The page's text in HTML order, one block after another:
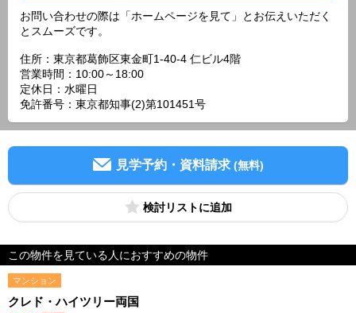
お問い合わせの際は「ホームページを見て」とお伝えいただく
とスムーズです。
住所：東京都葛飾区東金町1-40-4 仁ビル4階
営業時間：10:00～18:00
定休日：水曜日
免許番号：東京都知事(2)第101451号
見学予約・資料請求 (無料)
検討リスト
この物件を見ている人におすすめの物件
マンション
クレド・ハイツリー両国